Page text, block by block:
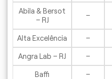
Abila & Bersot
– RJ
–
Alta Excelência –
Angra Lab – RJ –
Baffi –